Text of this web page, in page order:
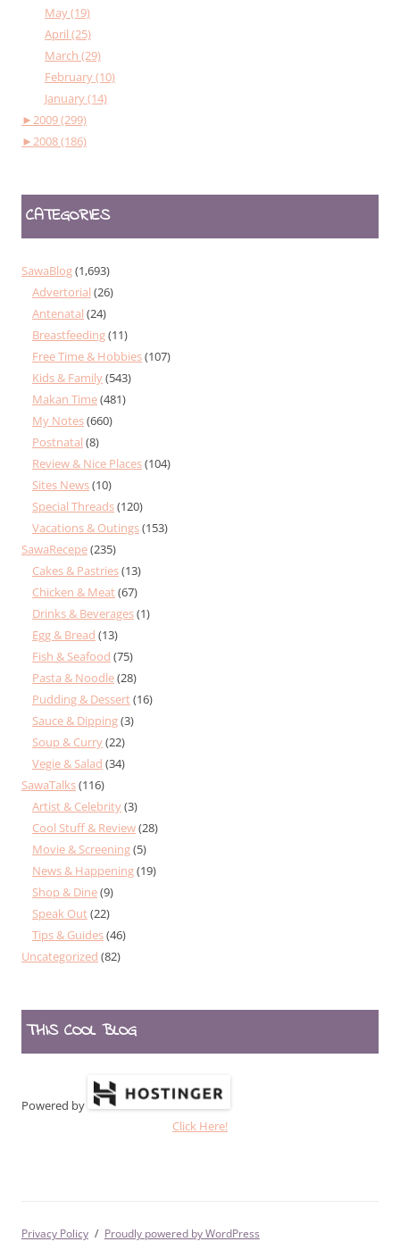
May (19)
April (25)
March (29)
February (10)
January (14)
►2009 (299)
►2008 (186)
CATEGORIES
SawaBlog(1,693)
Advertorial (26)
Antenatal (24)
Breastfeeding(11)
Free Time & Hobbies(107)
Kids & Family(543)
Makan Time(481)
My Notes(660)
Postnatal (8)
Review & Nice Places(104)
Sites News(10)
Special Threads(120)
Vacations & Outings(153)
SawaRecepe(235)
Cakes & Pastries(13)
Chicken & Meat(67)
Drinks & Beverages(1)
Egg & Bread (13)
Fish & Seafood (75)
Pasta & Noodle(28)
Pudding & Dessert(16)
Sauce & Dipping(3)
Soup & Curry(22)
Vegie & Salad (34)
SawaTalks(116)
Artist & Celebrity(3)
Cool Stuff & Review(28)
Movie & Screening(5)
News & Happening(19)
Shop & Dine(9)
Speak Out(22)
Tips & Guides(46)
Uncategorized (82)
THIS COOL BLOG
Powered by
Click Here!
Privacy Policy Proudly powered by WordPress